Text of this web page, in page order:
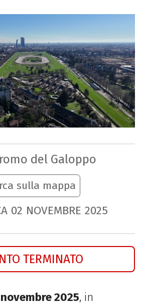
del Galoppo
sulla mappa
02 NOVEMBRE 2025
TERMINATO
2025, in